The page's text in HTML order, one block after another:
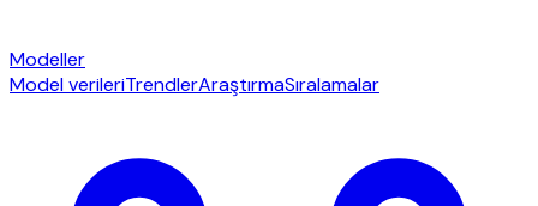
Modeller
Model verileriTrendlerAraştırmaSıralamalar